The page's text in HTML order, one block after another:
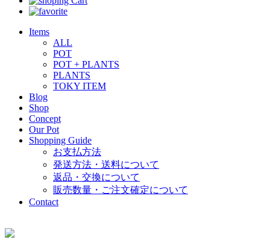
Items
ALL
POT
POT + PLANTS
PLANTS
TOKY ITEM
Blog
Shop
Concept
Our Pot
Shopping Guide
お支払方法
発送方法・送料について
返品・交換について
販売数量・ご注文確定について
Contact